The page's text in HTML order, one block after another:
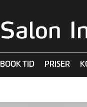
BOOK TID PRISER